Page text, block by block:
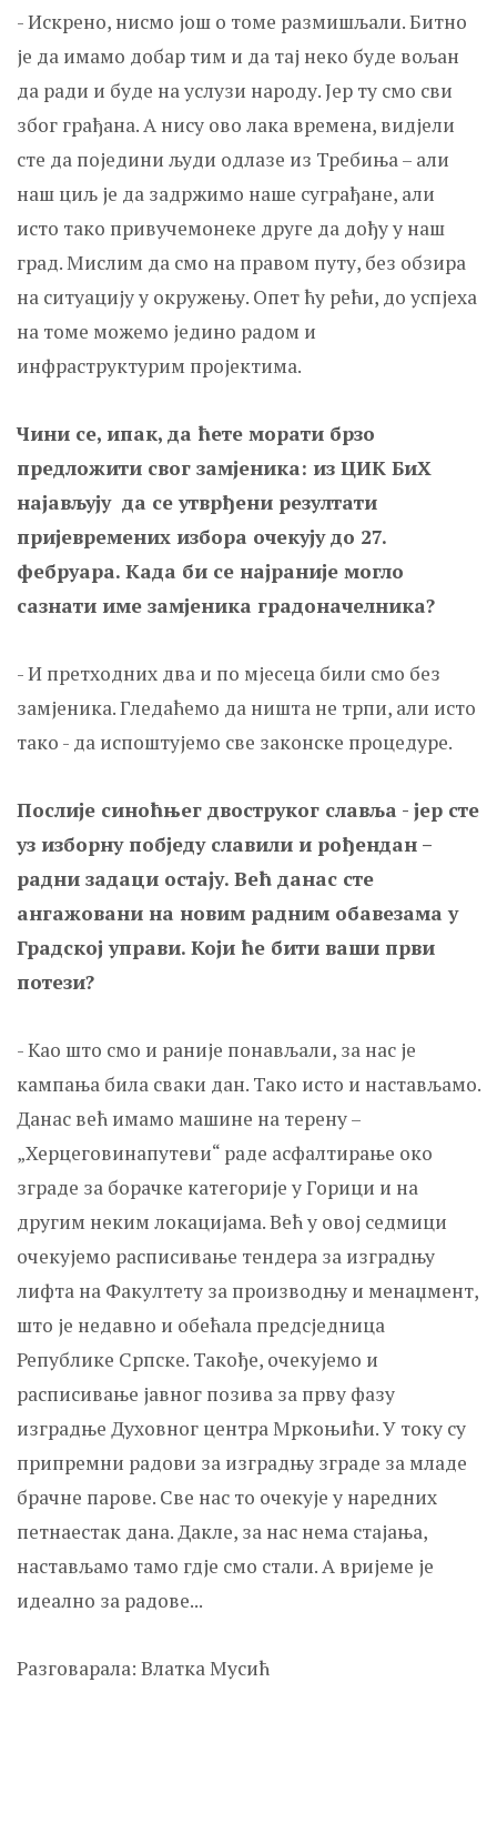
- Искрено, нисмо још о томе размишљали. Битно
је да имамо добар тим и да тај неко буде вољан
да ради и буде на услузи народу. Јер ту смо сви
због грађана. А нису ово лака времена, видјели
сте да поједини људи одлазе из Требиња – али
наш циљ је да задржимо наше суграђане, али
исто тако привучемонеке друге да дођу у наш
град. Мислим да смо на правом путу, без обзира
на ситуацију у окружењу. Опет ћу рећи, до успјеха
на томе можемо једино радом и
инфраструктурим пројектима.
Чини се, ипак, да ћете морати брзо
предложити свог замјеника: из ЦИК БиХ
најављују да се утврђени резултати
пријевремених избора очекују до 27.
фебруара. Када би се најраније могло
сазнати име замјеника градоначелника?
- И претходних два и по мјесеца били смо без
замјеника. Гледаћемо да ништа не трпи, али исто
тако - да испоштујемо све законске процедуре.
Послије синоћњег двоструког славља - јер сте
уз изборну побједу славили и рођендан –
радни задаци остају. Већ данас сте
ангажовани на новим радним обавезама у
Градској управи. Који ће бити ваши први
потези?
- Као што смо и раније понављали, за нас је
кампања била сваки дан. Тако исто и настављамо.
Данас већ имамо машине на терену –
„Херцеговинапутеви“ раде асфалтирање око
зграде за борачке категорије у Горици и на
другим неким локацијама. Већ у овој седмици
очекујемо расписивање тендера за изградњу
лифта на Факултету за производњу и менаџмент,
што је недавно и обећала предсједница
Републике Српске. Такође, очекујемо и
расписивање јавног позива за прву фазу
изградње Духовног центра Мркоњићи. У току су
припремни радови за изградњу зграде за младе
брачне парове. Све нас то очекује у наредних
петнаестак дана. Дакле, за нас нема стајања,
настављамо тамо гдје смо стали. А вријеме је
идеално за радове...
Разговарала: Влатка Мусић